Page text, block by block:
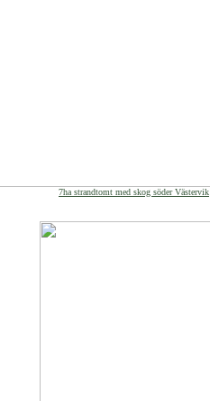
7ha strandtomt med skog söder Västervik